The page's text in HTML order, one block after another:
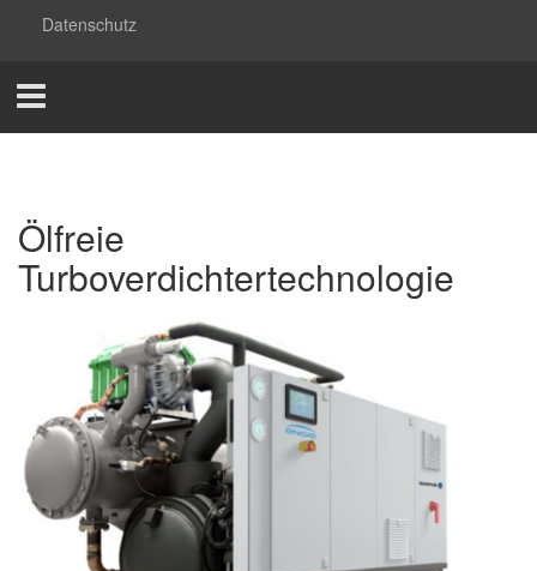
Datenschutz
Ölfreie
Turboverdichtertechnologie